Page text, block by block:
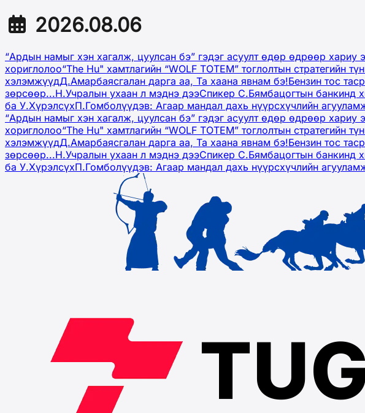
2026.08.06
“Ардын намыг хэн хагалж, цуулсан бэ” гэдэг асуулт өдөр өдрөөр хариу
хориглолоо“The Hu" хамтлагийн “WOLF TOTEM” тоглолтын стратегийн
хэлэмжүүдД.Амарбаясгалан дарга аа, Та хаана явнам бэ!Бензин тос
зөрсөөр...Н.Учралын ухаан л мэднэ дээСпикер С.Бямбацогтын банкинд
ба У.ХүрэлсүхП.Гомболүүдэв: Агаар мандал дахь нүүрсхүчлийн
“Ардын намыг хэн хагалж, цуулсан бэ” гэдэг асуулт өдөр өдрөөр хариу
хориглолоо“The Hu" хамтлагийн “WOLF TOTEM” тоглолтын стратегийн
хэлэмжүүдД.Амарбаясгалан дарга аа, Та хаана явнам бэ!Бензин тос
зөрсөөр...Н.Учралын ухаан л мэднэ дээСпикер С.Бямбацогтын банкинд
ба У.ХүрэлсүхП.Гомболүүдэв: Агаар мандал дахь нүүрсхүчлийн